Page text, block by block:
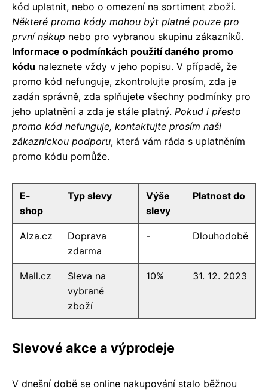
kód uplatnit, nebo o omezení na sortiment zboží.
Některé promo kódy mohou být platné pouze pro
první nákup nebo pro vybranou skupinu zákazníků.
Informace o podmínkách použití daného promo
kódu naleznete vždy v jeho popisu. V případě, že
promo kód nefunguje, zkontrolujte prosím, zda je
zadán správně, zda splňujete všechny podmínky pro
jeho uplatnění a zda je stále platný. Pokud i přesto
promo kód nefunguje, kontaktujte prosím naši
zákaznickou podporu, která vám ráda s uplatněním
promo kódu pomůže.
E-
shop
Typ slevy
Výše
slevy
Platnost do
Alza.cz
Doprava
zdarma
- Dlouhodobě
Mall.cz
Sleva na
vybrané
zboží
10% 31. 12. 2023
Slevové akce a výprodeje
V dnešní době se online nakupování stalo běžnou